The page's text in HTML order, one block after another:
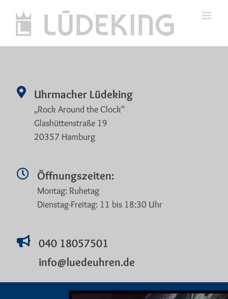
content
Uhrmacher Lüdeking
„Rock Around the Clock“
Glashüttenstraße 19
20357 Hamburg
Öffnungszeiten:
Montag: Ruhetag
Dienstag-Freitag: 11 bis 18:30 Uhr
040 18057501
info@luedeuhren.de